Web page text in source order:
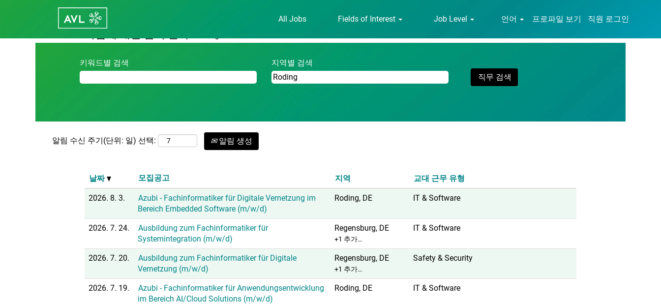
All Jobs Fields of Interest Job Level 언어 프로파일 보기 직원 로그인
홈 |
이
키워드별 검색 지역별 검색
알림 수신 주기(단위: 일) 선택: 알림 생성
날짜 모집공고 지역 교대 근무 유형
2026. 8. 3.
Azubi - Fachinformatiker für Digitale Vernetzung im
Bereich Embedded Software (m/w/d)
Roding, DE IT & Software
2026. 7. 24.
Ausbildung zum Fachinformatiker für
Systemintegration (m/w/d)
Regensburg, DE
+1 추가…
IT & Software
2026. 7. 20.
Ausbildung zum Fachinformatiker für Digitale
Vernetzung (m/w/d)
Regensburg, DE
+1 추가…
Safety & Security
2026. 7. 19.
Azubi - Fachinformatiker für Anwendungsentwicklung
im Bereich AI/Cloud Solutions (m/w/d)
Roding, DE IT & Software